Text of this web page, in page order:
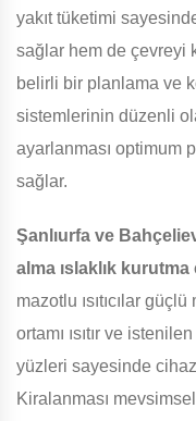
yakıt tüketimi
sağlar hem de çevreyi
belirli bir planlama ve
sistemlerinin düzenli
ayarlanması optimum
sağlar.
Şanlıurfa ve
alma ıslaklık
mazotlu ısıtıcılar
ortamı ısıtır ve
yüzleri sayesinde
Kiralanması